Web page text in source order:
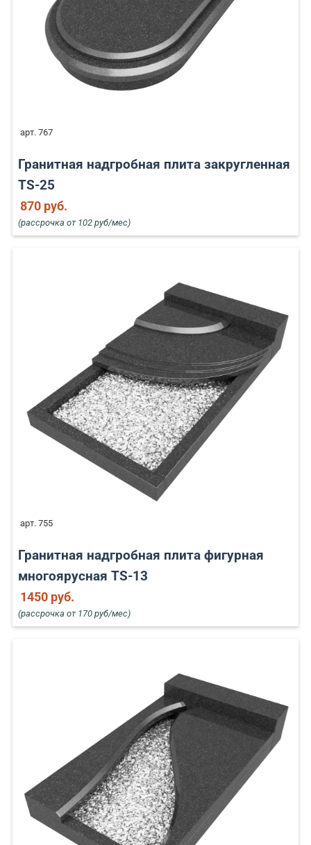
арт. 767
Гранитная надгробная плита закругленная
TS-25
870 руб.
(рассрочка от 102 руб/мес)
арт. 755
Гранитная надгробная плита фигурная
многоярусная TS-13
1450 руб.
(рассрочка от 170 руб/мес)